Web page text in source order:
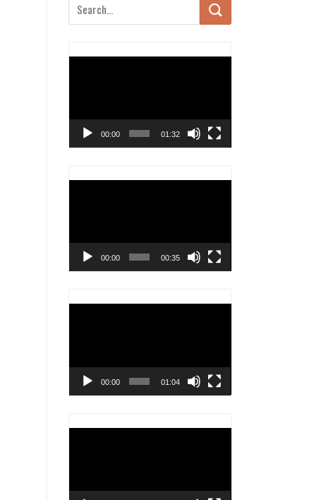
00:00 01:32
00:00 00:35
00:00 01:04